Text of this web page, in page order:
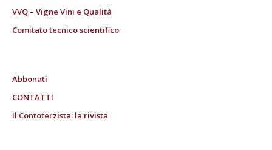
VVQ – Vigne Vini e Qualità
Comitato tecnico scientifico
Abbonati
CONTATTI
Il Contoterzista: la rivista